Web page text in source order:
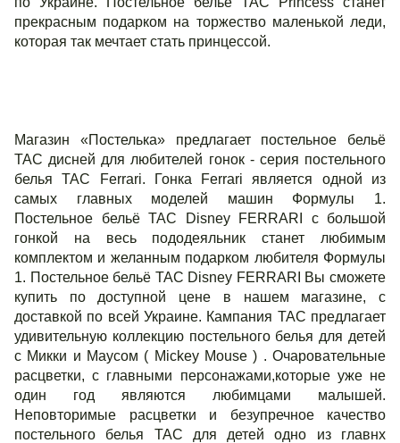
прекрасным подарком на торжество маленькой леди,
которая так мечтает стать принцессой.
Магазин «Постелька» предлагает постельное бельё
ТАС дисней для любителей гонок - серия постельного
белья ТАС Ferrari. Гонка Ferrari является одной из
самых главных моделей машин Формулы 1.
Постельное бельё TAC Disney FERRARI с большой
гонкой на весь пододеяльник станет любимым
комплектом и желанным подарком любителя Формулы
1. Постельное бельё TAC Disney FERRARI Вы сможете
купить по доступной цене в нашем магазине, с
доставкой по всей Украине. Кампания ТАС предлагает
удивительную коллекцию постельного белья для детей
с Микки и Маусом ( Mickey Mouse ) . Очаровательные
расцветки, с главными персонажами,которые уже не
один год являются любимцами малышей.
Неповторимые расцветки и безупречное качество
постельного белья ТАС для детей одно из главнх